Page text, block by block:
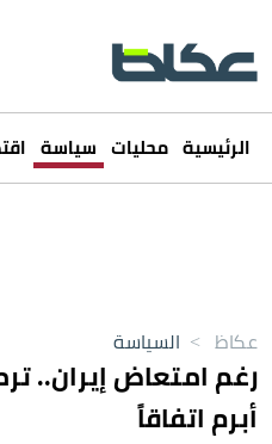
الرئيسية محليات سياسة
عكاظ > السياسة
رغم امتعاض إيران..
أبرم اتفاقاً